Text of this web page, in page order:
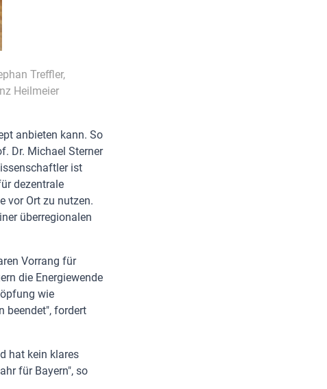
Treffler,
Heilmeier
anbieten kann. So
Dr. Michael Sterner
ist
dezentrale
vor Ort zu nutzen.
überregionalen
Vorrang für
die Energiewende
wie
beendet", fordert
hat kein klares
für Bayern", so